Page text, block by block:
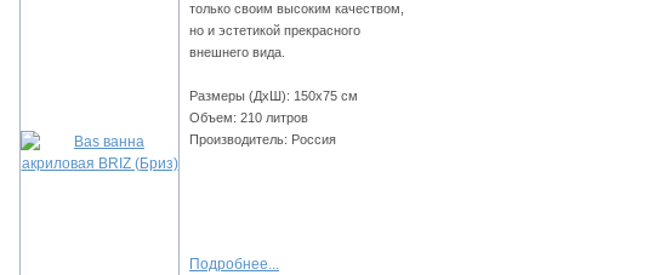
только своим высоким качеством,
но и эстетикой прекрасного
внешнего вида.
Размеры (ДхШ): 150х75 см
Объем: 210 литров
Производитель: Россия
Подробнее...